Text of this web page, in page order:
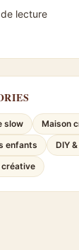
lecture
slow Maison
enfants
DIY
créative